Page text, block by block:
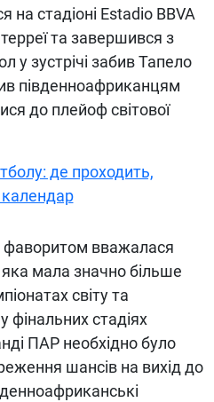
на стадіоні Estadio BBVA
та завершився з
у зустрічі забив Тапело
південноафриканцям
до плейоф світової
де проходить,
вважалася
яка мала значно більше
світу та
фінальних стадіях
ПАР необхідно було
шансів на вихід до